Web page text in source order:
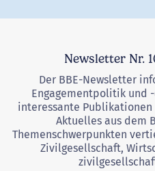
Newsletter Nr.
Der BBE-Newsletter
Engagementpolitik und
interessante Publikationen
Aktuelles aus dem
Themenschwerpunkten
Zivilgesellschaft,